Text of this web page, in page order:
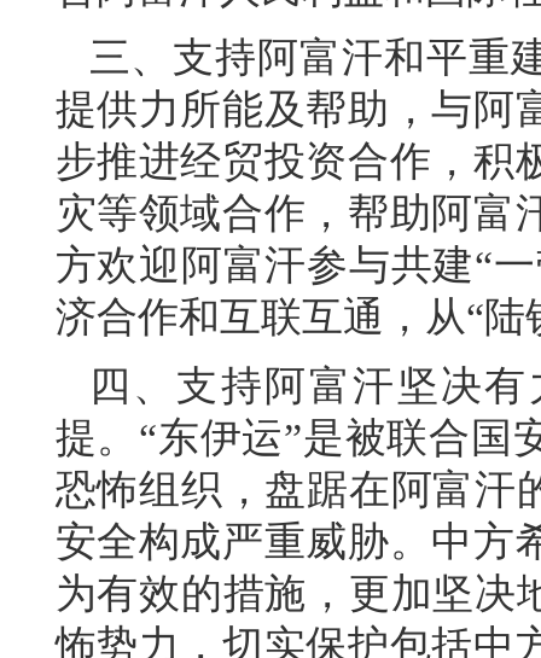
三、支持阿富汗和平重
提供力所能及帮助，与阿
步推进经贸投资合作，积
灾等领域合作，帮助阿富
方欢迎阿富汗参与共建“
济合作和互联互通，从“陆
四、支持阿富汗坚决
提。“东伊运”是被联合国
恐怖组织，盘踞在阿富汗
安全构成严重威胁。中方
为有效的措施，更加坚决
怖势力，切实保护包括中